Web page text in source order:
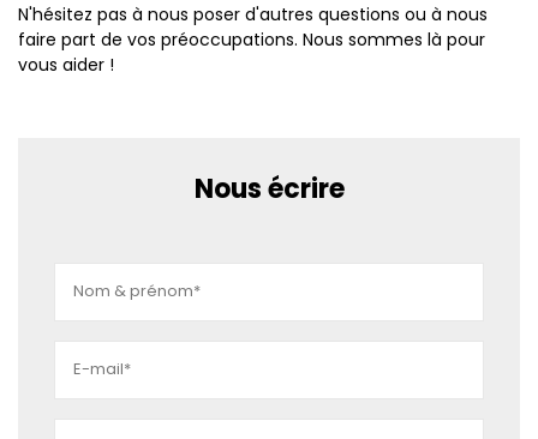
N'hésitez pas à nous poser d'autres questions ou à nous
faire part de vos préoccupations. Nous sommes là pour
vous aider !
Nous écrire